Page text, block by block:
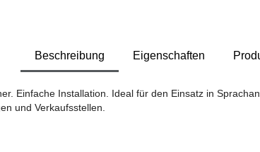
Beschreibung Eigenschaften
Einfache Installation. Ideal für den Einsatz in
und Verkaufsstellen.